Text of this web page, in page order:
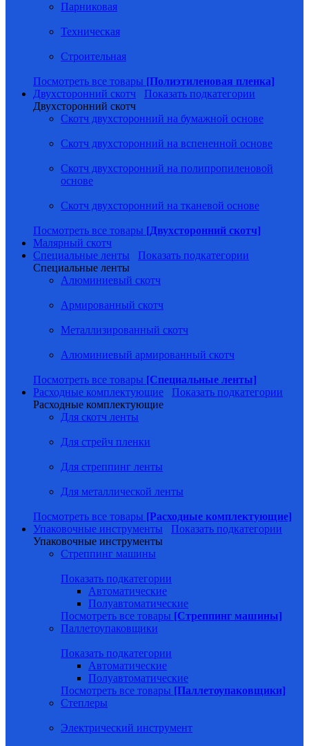
Парниковая
Техническая
Строительная
Посмотреть все товары [Полиэтиленовая пленка]
Двухсторонний скотч
Показать подкатегории
Двухсторонний скотч
Скотч двухсторонний на бумажной основе
Скотч двухсторонний на вспененной основе
Скотч двухсторонний на полипропиленовой
основе
Скотч двухсторонний на тканевой основе
Посмотреть все товары [Двухсторонний скотч]
Малярный скотч
Специальные ленты
Показать подкатегории
Специальные ленты
Алюминиевый скотч
Армированный скотч
Металлизированный скотч
Алюминиевый армированный скотч
Посмотреть все товары [Специальные ленты]
Расходные комплектующие
Показать подкатегории
Расходные комплектующие
Для скотч ленты
Для стрейч пленки
Для стреппинг ленты
Для металлической ленты
Посмотреть все товары [Расходные комплектующие]
Упаковочные инструменты
Показать подкатегории
Упаковочные инструменты
Стреппинг машины
Показать подкатегории
Автоматические
Полуавтоматические
Посмотреть все товары [Стреппинг машины]
Паллетоупаковщики
Показать подкатегории
Автоматические
Полуавтоматические
Посмотреть все товары [Паллетоупаковщики]
Степлеры
Электрический инструмент